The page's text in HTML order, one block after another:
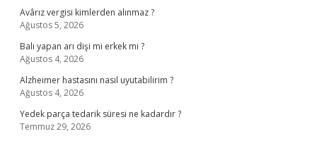
Avârız vergisi kimlerden alınmaz ?
Ağustos 5, 2026
Balı yapan arı dişi mi erkek mi ?
Ağustos 4, 2026
Alzheimer hastasını nasıl uyutabilirim ?
Ağustos 4, 2026
Yedek parça tedarik süresi ne kadardır ?
Temmuz 29, 2026